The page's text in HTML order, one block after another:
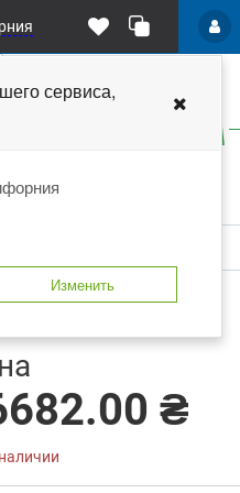
сервиса,
Изменить
₴